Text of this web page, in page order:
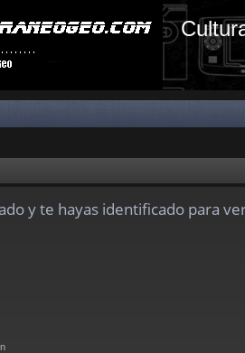
y te hayas identificado para